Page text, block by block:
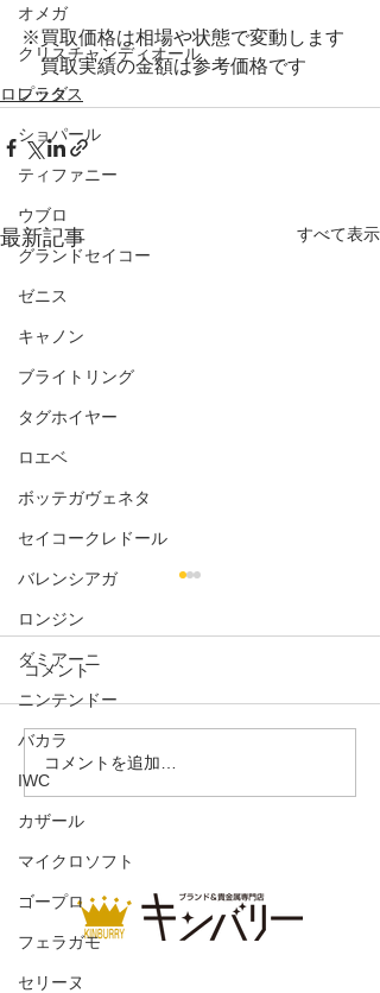
オメガ
クリスチャンディオール
プラダ
ショパール
ティファニー
ウブロ
グランドセイコー
ゼニス
キャノン
ブライトリング
タグホイヤー
ロエベ
ボッテガヴェネタ
セイコークレドール
バレンシアガ
ロンジン
ダミアーニ
ニンテンドー
バカラ
IWC
カザール
マイクロソフト
ゴープロ
フェラガモ
セリーヌ
※買取価格は相場や状態で変動します
買取実績の金額は参考価格です
ロレックス
最新記事 すべて表示
サブマリーナデイト
コメント
コメントを追加…